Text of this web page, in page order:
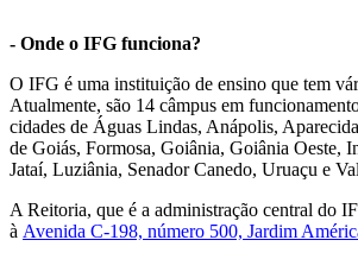
- Onde o IFG funciona?
O IFG é uma instituição de ensino que tem
Atualmente, são 14 câmpus em
cidades de Águas Lindas, Anápolis,
de Goiás, Formosa, Goiânia, Goiânia Oeste,
Jataí, Luziânia, Senador Canedo, Uruaçu e
A Reitoria, que é a administração central do
à Avenida C-198, número 500, Jardim